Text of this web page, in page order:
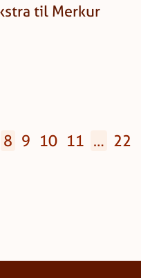
til Merkur
8 9 10 11 … 22